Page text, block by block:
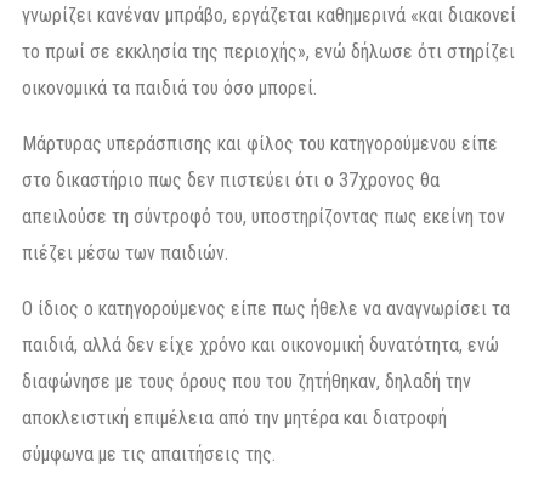
γνωρίζει κανέναν μπράβο, εργάζεται καθημερινά «και διακονεί
το πρωί σε εκκλησία της περιοχής», ενώ δήλωσε ότι στηρίζει
οικονομικά τα παιδιά του όσο μπορεί.
Μάρτυρας υπεράσπισης και φίλος του κατηγορούμενου είπε
στο δικαστήριο πως δεν πιστεύει ότι ο 37χρονος θα
απειλούσε τη σύντροφό του, υποστηρίζοντας πως εκείνη τον
πιέζει μέσω των παιδιών.
Ο ίδιος ο κατηγορούμενος είπε πως ήθελε να αναγνωρίσει τα
παιδιά, αλλά δεν είχε χρόνο και οικονομική δυνατότητα, ενώ
διαφώνησε με τους όρους που του ζητήθηκαν, δηλαδή την
αποκλειστική επιμέλεια από την μητέρα και διατροφή
σύμφωνα με τις απαιτήσεις της.